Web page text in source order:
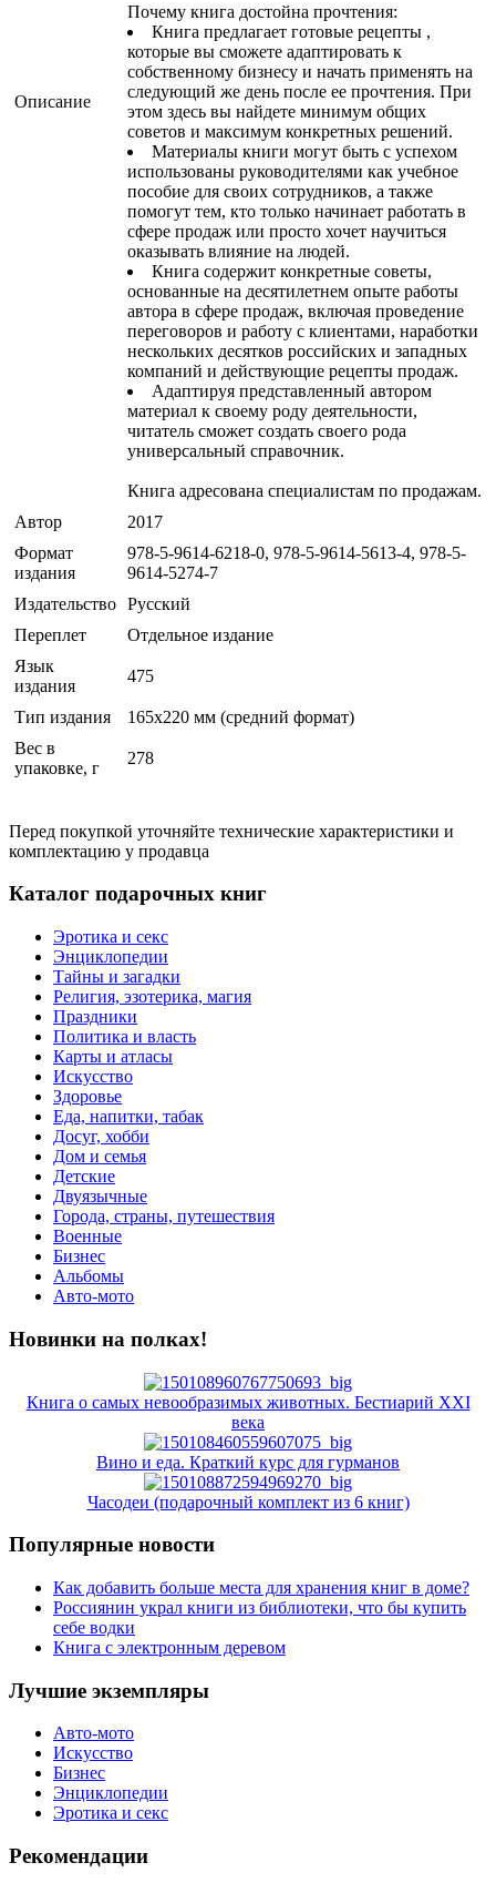
Описание
Почему книга достойна прочтения:
Книга предлагает готовые рецепты ,
которые вы сможете адаптировать к
собственному бизнесу и начать применять на
следующий же день после ее прочтения. При
этом здесь вы найдете минимум общих
советов и максимум конкретных решений.
Материалы книги могут быть с успехом
использованы руководителями как учебное
пособие для своих сотрудников, а также
помогут тем, кто только начинает работать в
сфере продаж или просто хочет научиться
оказывать влияние на людей.
Книга содержит конкретные советы,
основанные на десятилетнем опыте работы
автора в сфере продаж, включая проведение
переговоров и работу с клиентами, наработки
нескольких десятков российских и западных
компаний и действующие рецепты продаж.
Адаптируя представленный автором
материал к своему роду деятельности,
читатель сможет создать своего рода
универсальный справочник.
Книга адресована специалистам по продажам.
Автор
2017
Формат
издания
978-5-9614-6218-0, 978-5-9614-5613-4, 978-5-
9614-5274-7
Издательство Русский
Переплет
Отдельное издание
Язык
издания
475
Тип издания
165x220 мм (средний формат)
Вес в
упаковке, г
278
Перед покупкой уточняйте технические характеристики и
комплектацию у продавца
Каталог подарочных книг
Эротика и секс
Энциклопедии
Тайны и загадки
Религия, эзотерика, магия
Праздники
Политика и власть
Карты и атласы
Искусство
Здоровье
Еда, напитки, табак
Досуг, хобби
Дом и семья
Детские
Двуязычные
Города, страны, путешествия
Военные
Бизнес
Альбомы
Авто-мото
Новинки на полках!
Книга о самых невообразимых животных. Бестиарий XXI
века
Вино и еда. Краткий курс для гурманов
Часодеи (подарочный комплект из 6 книг)
Популярные новости
Как добавить больше места для хранения книг в доме?
Россиянин украл книги из библиотеки, что бы купить
себе водки
Книга с электронным деревом
Лучшие экземпляры
Авто-мото
Искусство
Бизнес
Энциклопедии
Эротика и секс
Рекомендации